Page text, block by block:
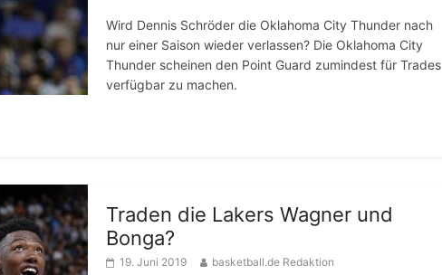
Wird Dennis Schröder die Oklahoma City Thunder nach
nur einer Saison wieder verlassen? Die Oklahoma City
Thunder scheinen den Point Guard zumindest für Trades
verfügbar zu machen.
Traden die Lakers Wagner und
Bonga?
19. Juni 2019 basketball.de Redaktion